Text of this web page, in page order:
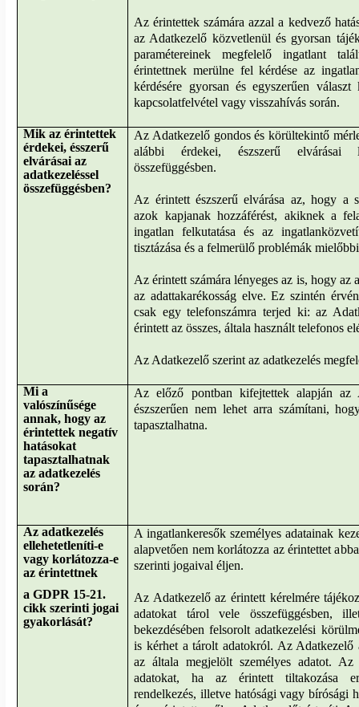
Az érintettek számára azzal a kedvező
az Adatkezelő közvetlenül és gyorsan
paramétereinek megfelelő ingatlant
érintettnek merülne fel kérdése az
kérdésére gyorsan és egyszerűen
kapcsolatfelvétel vagy visszahívás során.
Mik az érintettek
érdekei, ésszerű
elvárásai az
adatkezeléssel
összefüggésben?
Az Adatkezelő gondos és körültekintő
alábbi érdekei, észszerű elvárásai
összefüggésben.
Az érintett észszerű elvárása az, hogy a
azok kapjanak hozzáférést, akiknek a
ingatlan felkutatása és az
tisztázása és a felmerülő problémák
Az érintett számára lényeges az is, hogy az
az adattakarékosság elve. Ez szintén
csak egy telefonszámra terjed ki: az
érintett az összes, általa használt telefonos
Az Adatkezelő szerint az adatkezelés
Mi a
valószínűsége
annak, hogy az
érintettek negatív
hatásokat
tapasztalhatnak
az adatkezelés
során?
Az előző pontban kifejtettek alapján az
észszerűen nem lehet arra számítani,
tapasztalhatna.
Az adatkezelés
ellehetetleníti-e
vagy korlátozza-e
az érintettnek
a GDPR 15-21.
cikk szerinti jogai
gyakorlását?
A ingatlankeresők személyes adatainak
alapvetően nem korlátozza az érintettet
szerinti jogaival éljen.
Az Adatkezelő az érintett kérelmére
adatokat tárol vele összefüggésben,
bekezdésében felsorolt adatkezelési
is kérhet a tárolt adatokról. Az Adatkezelő
az általa megjelölt személyes adatot.
adatokat, ha az érintett tiltakozása
rendelkezés, illetve hatósági vagy bírósági